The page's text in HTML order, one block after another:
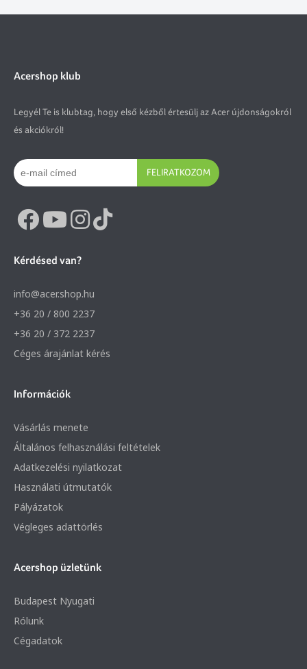
Acershop klub
Legyél Te is klubtag, hogy első kézből értesülj az Acer újdonságokról
és akciókról!
FELIRATKOZOM
Kérdésed van?
info@acer.shop.hu
+36 20 / 800 2237
+36 20 / 372 2237
Céges árajánlat kérés
Információk
Vásárlás menete
Általános felhasználási feltételek
Adatkezelési nyilatkozat
Használati útmutatók
Pályázatok
Végleges adattörlés
Acershop üzletünk
Budapest Nyugati
Rólunk
Cégadatok